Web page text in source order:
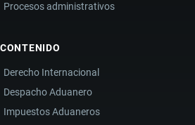
Procesos administrativos
CONTENIDO
Derecho Internacional
Despacho Aduanero
Impuestos Aduaneros